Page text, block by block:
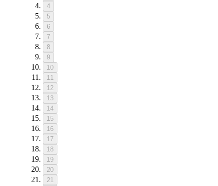
4
5
6
7
8
9
10
11
12
13
14
15
16
17
18
19
20
21